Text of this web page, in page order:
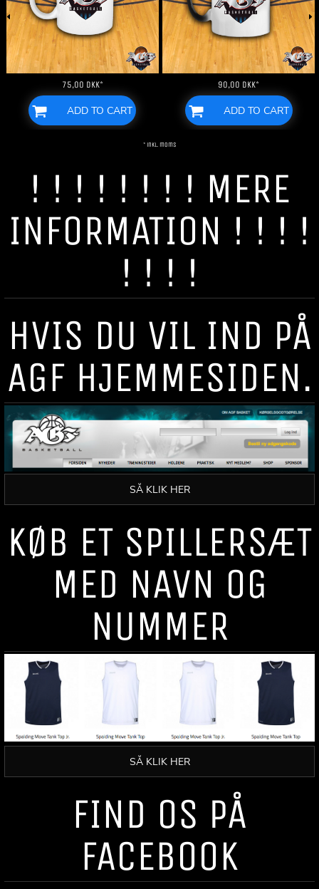
75,00 DKK*
ADD TO CART
90,00 DKK*
ADD TO CART
* inkl. moms
! ! ! ! ! ! ! ! MERE
INFORMATION ! ! ! !
! ! ! !
HVIS DU VIL IND PÅ
AGF HJEMMESIDEN.
SÅ KLIK HER
KØB ET SPILLERSÆT
MED NAVN OG
NUMMER
SÅ KLIK HER
FIND OS PÅ
FACEBOOK